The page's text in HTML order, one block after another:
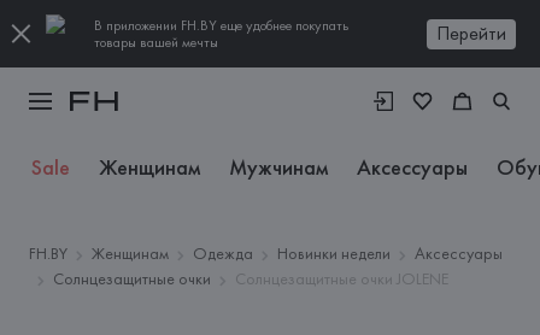
В приложении FH.BY еще удобнее покупать
товары вашей мечты
Перейти
Sale Женщинам Мужчинам Аксессуары
FH.BY Женщинам Одежда Новинки недели
Аксессуары
Солнцезащитные очки
Солнцезащитные очки JOLENE